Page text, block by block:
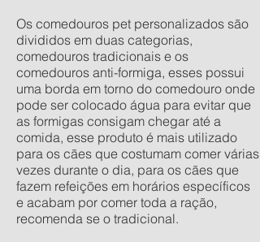
Os comedouros pet personalizados são
divididos em duas categorias,
comedouros tradicionais e os
comedouros anti-formiga, esses possui
uma borda em torno do comedouro onde
pode ser colocado água para evitar que
as formigas consigam chegar até a
comida, esse produto é mais utilizado
para os cães que costumam comer várias
vezes durante o dia, para os cães que
fazem refeições em horários específicos
e acabam por comer toda a ração,
recomenda se o tradicional.